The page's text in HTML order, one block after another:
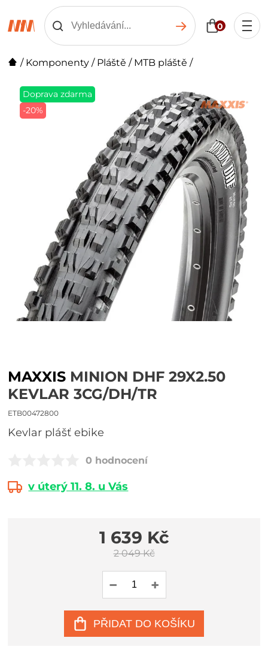
0
/ Komponenty / Pláště / MTB pláště /
Doprava zdarma
-20%
MAXXIS MINION DHF 29X2.50
KEVLAR 3CG/DH/TR
ETB00472800
kevlar plášť ebike
0 hodnocení
v úterý 11. 8. u Vás
1 639 Kč
2 049 Kč
PŘIDAT DO KOŠÍKU